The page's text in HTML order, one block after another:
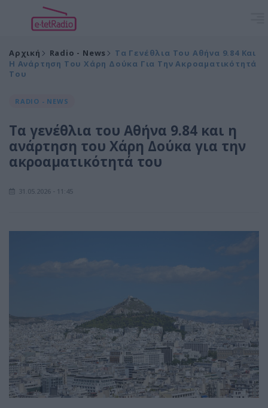
Αρχική Radio - News
Τα Γενέθλια Του Αθήνα 9.84 Και
Η Ανάρτηση Του Χάρη Δούκα Για Την Ακροαματικότητά
Του
RADIO - NEWS
Τα γενέθλια του Αθήνα 9.84 και η
ανάρτηση του Χάρη Δούκα για την
ακροαματικότητά του
31.05.2026 - 11:45